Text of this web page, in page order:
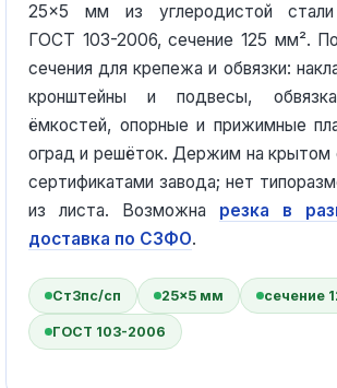
25×5 мм из углеродистой
ГОСТ 103-2006, сечение 125 мм².
сечения для крепежа и обвязки:
кронштейны и подвесы,
ёмкостей, опорные и прижимные
оград и решёток. Держим на крытом
сертификатами завода; нет
из листа. Возможна резка в
доставка по СЗФО.
Ст3пс/сп 25×5 мм сечение
ГОСТ 103-2006